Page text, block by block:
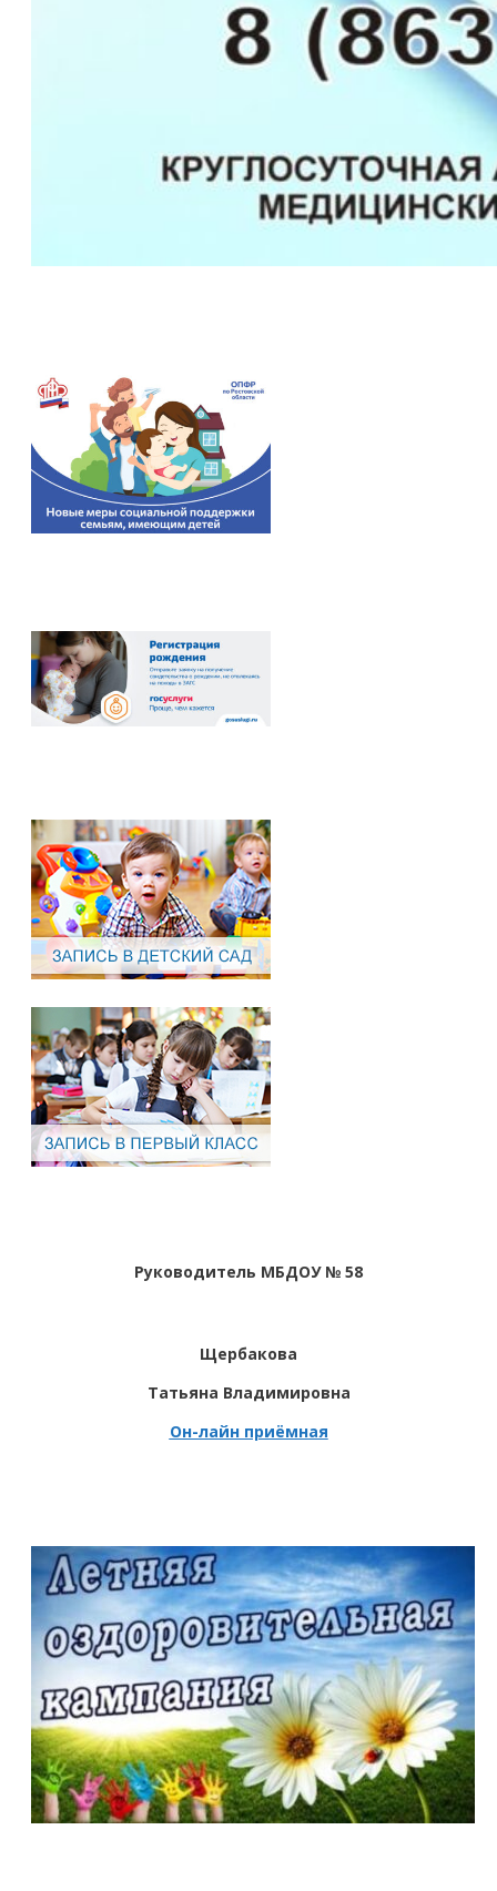
Руководитель МБДОУ № 58
Щербакова
Татьяна Владимировна
Он-лайн приёмная